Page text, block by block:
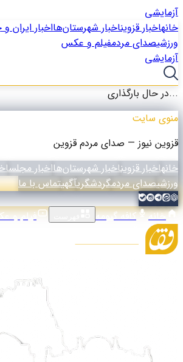
آزمایشی
خانهاخبار قزویناخبار شهرستان‌هااخبار ایران و
ورزشیصدای مردمفیلم و عکس
آزمایشی
در حال بارگذاری...
منوی سایت
قزوین نیوز — صدای مردم قزوین
خانهاخبار قزویناخبار شهرستان‌هااخبار مجلس
ورزشیصدای مردمگردشگریآگهیتماس با ما
خانه کافه گیومه فیلم و